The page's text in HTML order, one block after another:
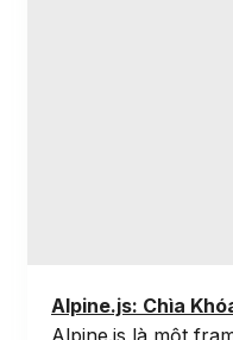
Alpine.js: Chìa
Alpine.js là một